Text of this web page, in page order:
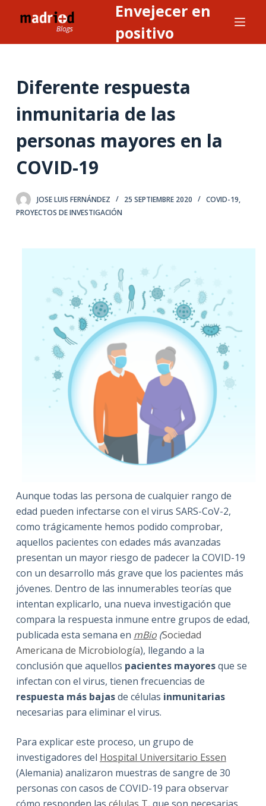
l
o
n
e
n
Envejecer en
positivo
Diferente respuesta
inmunitaria de las
personas mayores en la
COVID-19
JOSE LUIS FERNÁNDEZ 25 SEPTIEMBRE 2020 COVID-19,
PROYECTOS DE INVESTIGACIÓN
Aunque todas las persona de cualquier rango de
edad pueden infectarse con el virus SARS-CoV-2,
como trágicamente hemos podido comprobar,
aquellos pacientes con edades más avanzadas
presentan un mayor riesgo de padecer la COVID-19
con un desarrollo más grave que los pacientes más
jóvenes. Dentro de las innumerables teorías que
intentan explicarlo, una nueva investigación que
compara la respuesta inmune entre grupos de edad,
publicada esta semana en mBio(Sociedad
Americana de Microbiología), llegando a la
conclusión que aquellos pacientes mayoresque se
infectan con el virus, tienen frecuencias de
respuesta más bajasde células inmunitarias
necesarias para eliminar el virus.
Para explicar este proceso, un grupo de
investigadores del Hospital Universitario Essen
(Alemania) analizaron muestras de sangre de 30
personas con casos de COVID-19 para observar